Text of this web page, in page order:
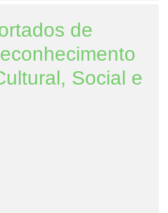
de
Social e